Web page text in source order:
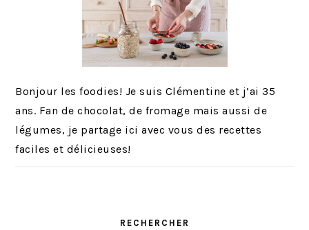
Bonjour les foodies! Je suis Clémentine et j’ai 35
ans. Fan de chocolat, de fromage mais aussi de
légumes, je partage ici avec vous des recettes
faciles et délicieuses!
RECHERCHER